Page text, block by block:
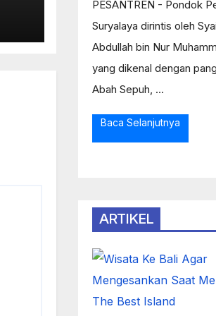
PESANTREN - Pondok
Suryalaya dirintis oleh
Abdullah bin Nur
yang dikenal dengan
Abah Sepuh, ...
Baca Selanjutnya
ARTIKEL